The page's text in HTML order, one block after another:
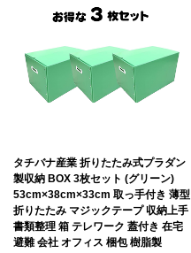
タチバナ産業 折りたたみ式プラダン
製収納 BOX 3枚セット (グリーン)
53cm×38cm×33cm 取っ手付き 薄型
折りたたみ マジックテープ 収納上手
書類整理 箱 テレワーク 蓋付き 在宅
避難 会社 オフィス 梱包 樹脂製